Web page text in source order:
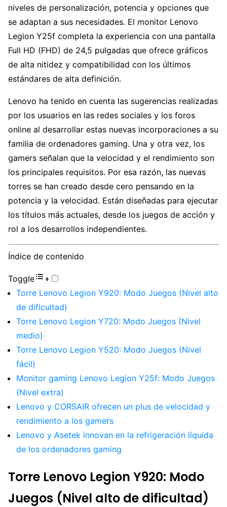
niveles de personalización, potencia y opciones que
se adaptan a sus necesidades. El monitor Lenovo
Legion Y25f completa la experiencia con una pantalla
Full HD (FHD) de 24,5 pulgadas que ofrece gráficos
de alta nitidez y compatibilidad con los últimos
estándares de alta definición.
Lenovo ha tenido en cuenta las sugerencias realizadas
por los usuarios en las redes sociales y los foros
online al desarrollar estas nuevas incorporaciones a su
familia de ordenadores gaming. Una y otra vez, los
gamers señalan que la velocidad y el rendimiento son
los principales requisitos. Por esa razón, las nuevas
torres se han creado desde cero pensando en la
potencia y la velocidad. Están diseñadas para ejecutar
los títulos más actuales, desde los juegos de acción y
rol a los desarrollos independientes.
Índice de contenido
Toggle
Torre Lenovo Legion Y920: Modo Juegos (Nivel alto
de dificultad)
Torre Lenovo Legion Y720: Modo Juegos (Nivel
medio)
Torre Lenovo Legion Y520: Modo Juegos (Nivel
fácil)
Monitor gaming Lenovo Legion Y25f: Modo Juegos
(Nivel extra)
Lenovo y CORSAIR ofrecen un plus de velocidad y
rendimiento a los gamers
Lenovo y Asetek innovan en la refrigeración líquida
de los ordenadores gaming
Torre Lenovo Legion Y920: Modo
Juegos (Nivel alto de dificultad)